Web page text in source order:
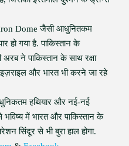
Dome जैसी आधुनितकम
हो गया है. पाकिस्तान के
ने पाकिस्तान के साथ रक्षा
इज़राइल और भारत भी करने जा रहे
हथियार और नई-नई
में भारत और पाकिस्तान के
सिंदूर से भी बुरा हाल होगा.